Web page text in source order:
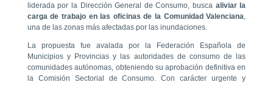
liderada por la Dirección General de Consumo, busca aliviar la
carga de trabajo en las oficinas de la Comunidad Valenciana
una de las zonas más afectadas por las inundaciones.
La propuesta fue avalada por la Federación Española de
Municipios y Provincias y las autoridades de consumo de las
comunidades autónomas, obteniendo su aprobación definitiva en
la Comisión Sectorial de Consumo. Con carácter urgente y